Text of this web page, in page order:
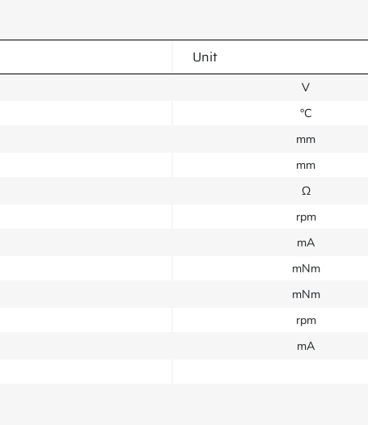
Unit
V
°C
mm
mm
Ω
rpm
mA
mNm
mNm
rpm
mA